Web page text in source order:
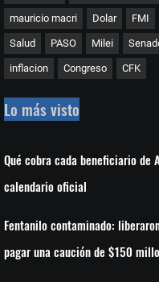
mauricio macri Dolar FMI
Salud PASO Milei
inflacion Congreso CFK
Lo más visto
Qué cobra cada beneficiario de
calendario oficial
Fentanilo contaminado:
pagar una caución de $150